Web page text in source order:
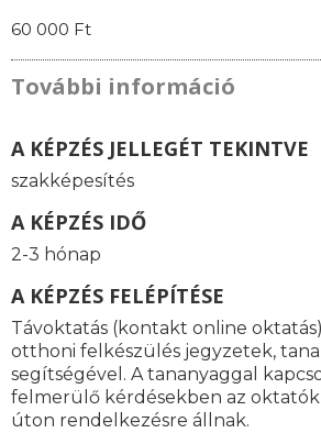
60 000 Ft
További információ
A KÉPZÉS JELLEGÉT TEKINTVE
szakképesítés
A KÉPZÉS IDŐ
2-3 hónap
A KÉPZÉS FELÉPÍTÉSE
Távoktatás (kontakt online
otthoni felkészülés jegyzetek,
segítségével. A tananyaggal
felmerülő kérdésekben az
úton rendelkezésre állnak.